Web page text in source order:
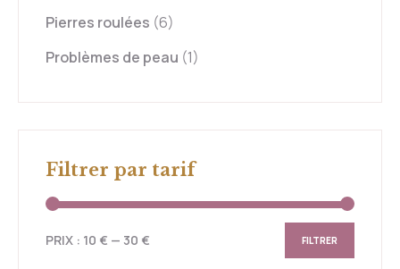
Pierres roulées (6)
Problèmes de peau (1)
Filtrer par tarif
FILTRER
PRIX : 10 € — 30 €